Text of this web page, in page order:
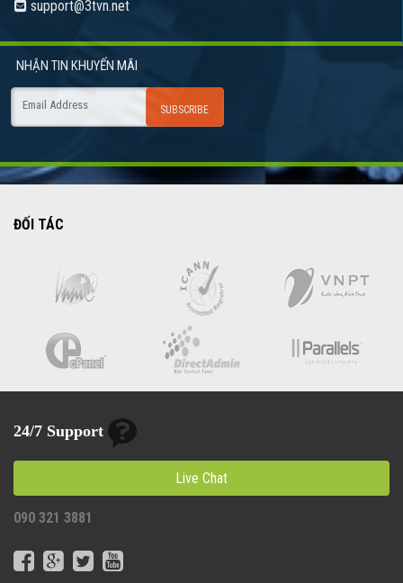
support@3tvn.net
NHẬN TIN KHUYẾN MÃI
ĐỐI TÁC
24/7 Support
Live Chat
090 321 3881